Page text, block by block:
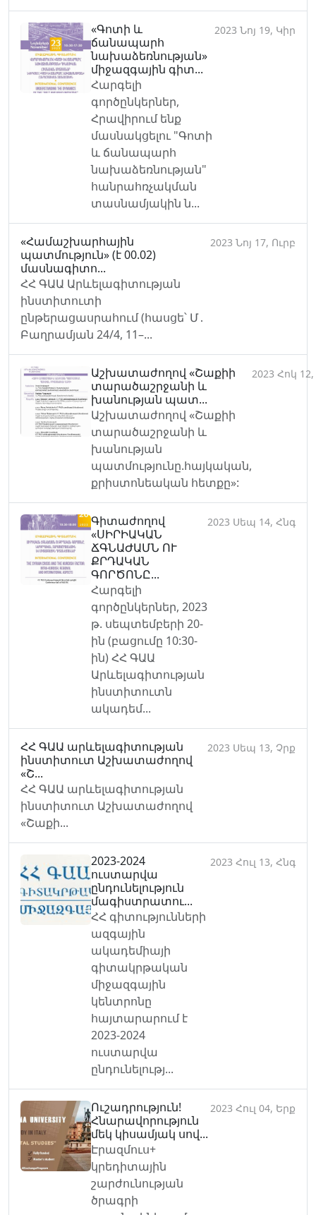
«Գոտի և
ճանապարհ
նախաձեռնության»
միջազգային գիտ...
Հարգելի
գործընկերներ,
Հրավիրում ենք
մասնակցելու "Գոտի
և ճանապարհ
նախաձեռնության"
հանրահռչակման
տասնամյակին ն...
2023 Նոյ 19, Կիր
«Համաշխարհային
պատմություն» (է 00.02)
մասնագիտո...
ՀՀ ԳԱԱ Արևելագիտության
ինստիտուտի
ընթերացասրահում (հասցե՝ Մ․
Բաղրամյան 24/4, 11–...
2023 Նոյ 17, Ուրբ
Աշխատաժողով «Շաքիի
տարածաշրջանի և
խանության պատ...
Աշխատաժողով «Շաքիի
տարածաշրջանի և
խանության
պատմությունը.հայկական,
քրիստոնեական հետքը»:
2023 Հոկ
Գիտաժողով
«ՍԻՐԻԱԿԱՆ
ՃԳՆԱԺԱՄՆ ՈՒ
ՔՐԴԱԿԱՆ
ԳՈՐԾՈՆԸ...
Հարգելի
գործընկերներ, 2023
թ. սեպտեմբերի 20-
ին (բացումը 10:30-
ին) ՀՀ ԳԱԱ
Արևելագիտության
ինստիտուտն
ակադեմ...
2023 Սեպ 14, Հնգ
ՀՀ ԳԱԱ արևելագիտության
ինստիտուտ Աշխատաժողով
«Շ...
ՀՀ ԳԱԱ արևելագիտության
ինստիտուտ Աշխատաժողով
«Շաքի...
2023 Սեպ 13, Չրք
2023-2024
ուստարվա
ընդունելություն
մագիստրատու...
ՀՀ գիտությունների
ազգային
ակադեմիայի
գիտակրթական
միջազգային
կենտրոնը
հայտարարում է
2023-2024
ուստարվա
ընդունելությ...
2023 Հուլ 13, Հնգ
Ուշադրություն!
Հնարավորություն
մեկ կիսամյակ սով...
Էրազմուս+
կրեդիտային
շարժունության
ծրագրի
2023 Հուլ 04, Երք